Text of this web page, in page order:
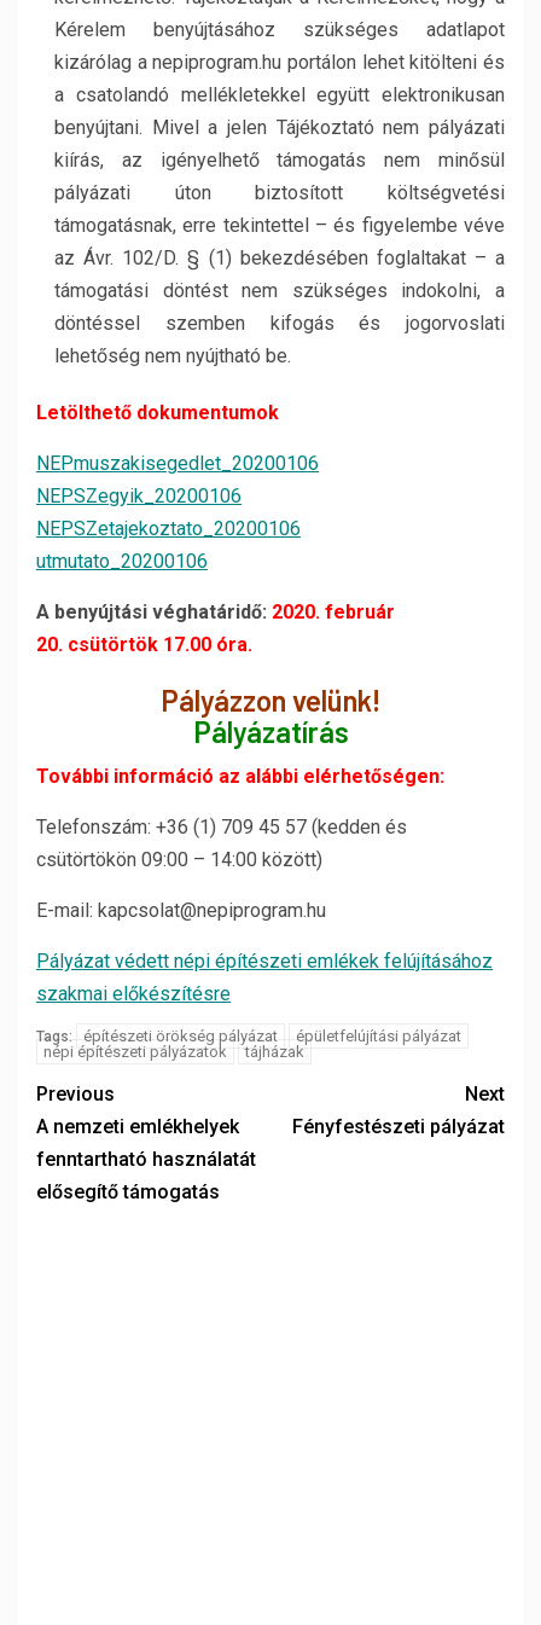
Kérelem benyújtásához szükséges adatlapot
kizárólag a nepiprogram.hu portálon lehet kitölteni és
a csatolandó mellékletekkel együtt elektronikusan
benyújtani. Mivel a jelen Tájékoztató nem pályázati
kiírás, az igényelhető támogatás nem minősül
pályázati úton biztosított költségvetési
támogatásnak, erre tekintettel – és figyelembe véve
az Ávr. 102/D. § (1) bekezdésében foglaltakat – a
támogatási döntést nem szükséges indokolni, a
döntéssel szemben kifogás és jogorvoslati
lehetőség nem nyújtható be.
Letölthető dokumentumok
NEPmuszakisegedlet_20200106
NEPSZegyik_20200106
NEPSZetajekoztato_20200106
utmutato_20200106
A benyújtási véghatáridő: 2020. február
20. csütörtök 17.00 óra.
Pályázzon velünk!
Pályázatírás
További információ az alábbi elérhetőségen:
Telefonszám: +36 (1) 709 45 57 (kedden és
csütörtökön 09:00 – 14:00 között)
E-mail: kapcsolat@nepiprogram.hu
Pályázat védett népi építészeti emlékek felújításához
szakmai előkészítésre
Tags: építészeti örökség pályázat
épületfelújítási pályázat
népi építészeti pályázatok
tájházak
Previous
A nemzeti emlékhelyek
fenntartható használatát
elősegítő támogatás
Next
Fényfestészeti pályázat